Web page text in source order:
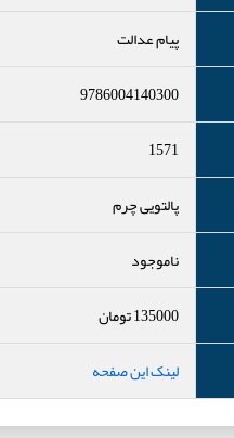
پیام عدالت
9786004140300
1571
پالتویی چرم
ناموجود
135000تومان
لینک این صفحه